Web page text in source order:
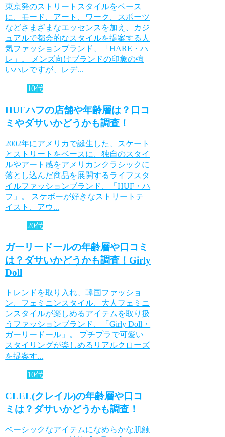
東京発のストリートスタイルをベース
に、モード、アート、ワーク、スポーツ
などさまざまなエッセンスを加え、カジ
ュアルで都会的なスタイルを提案する人
気ファッションブランド、「HARE・ハ
レ」。 メンズ向けブランドの印象の強
いハレですが、レデ...
10代
HUFハフの店舗や年齢層は？口コ
ミやダサいかどうかも調査！
2002年にアメリカで誕生した、スケート
とストリートをベースに、独自のスタイ
ルやアート感をアメリカンクラシックに
落とし込んだ商品を展開するライフスタ
イルファッションブランド、「HUF・ハ
フ」。 スケボーが好きなストリートテ
イスト、アウ...
20代
ガーリードールの年齢層や口コミ
は？ダサいかどうかも調査！Girly
Doll
トレンドを取り入れ、韓国ファッショ
ン、フェミニンスタイル、大人フェミニ
ンスタイルが楽しめるアイテムを取り扱
うファッションブランド、「Girly Doll・
ガーリードール」。 プチプラで可愛い
スタイリングが楽しめるリアルクローズ
を提案す...
10代
CLEL(クレイル)の年齢層や口コ
ミは？ダサいかどうかも調査！
ベーシックなアイテムになめらかな肌触